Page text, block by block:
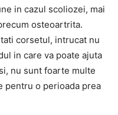
in cazul scoliozei, mai
osteoartrita.
corsetul, intrucat nu
in care va poate ajuta
nu sunt foarte multe
pentru o perioada prea